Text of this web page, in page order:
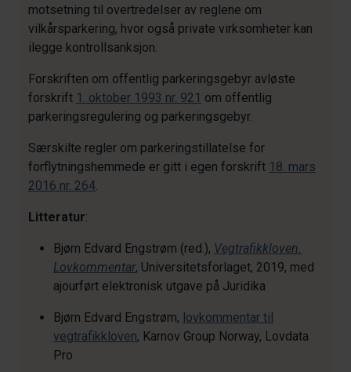
motsetning til overtredelser av reglene om
vilkårsparkering, hvor også private virksomheter kan
ilegge kontrollsanksjon.
Forskriften om offentlig parkeringsgebyr avløste
forskrift 1. oktober 1993 nr. 921 om offentlig
parkeringsregulering og parkeringsgebyr.
Særskilte regler om parkeringstillatelse for
forflytningshemmede er gitt i egen forskrift 18. mars
2016 nr. 264.
Litteratur:
Bjørn Edvard Engstrøm (red.), Vegtrafikkloven.
Lovkommentar, Universitetsforlaget, 2019, med
ajourført elektronisk utgave på Juridika
Bjørn Edvard Engstrøm, lovkommentar til
vegtrafikkloven, Karnov Group Norway, Lovdata
Pro